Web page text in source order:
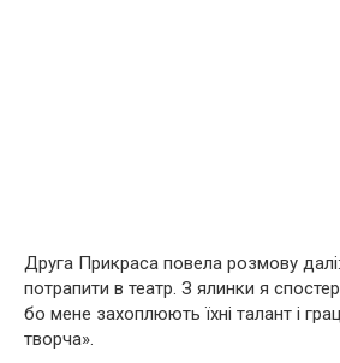
Друга Прикраса повела розмову
потрапити в театр. З ялинки я
бо мене захоплюють їхні талант і
творча».